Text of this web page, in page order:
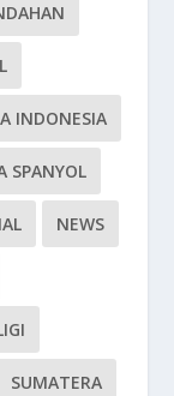
INDONESIA
SPANYOL
NEWS
SUMATERA